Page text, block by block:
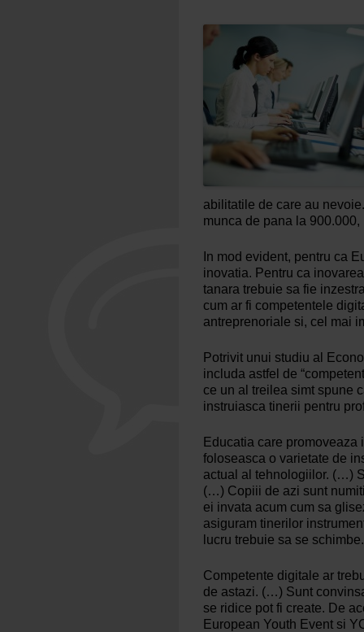
abilitatile de care au
munca de pana la
In mod evident, pentru ca
inovatia. Pentru ca
tanara trebuie sa fie
cum ar fi competentele
antreprenoriale si, cel mai
Potrivit unui studiu al
includa astfel de
ce un al treilea simt spune
instruiasca tinerii pentru
Educatia care
foloseasca o varietate de
actual al tehnologiilor. (…)
(…) Copiii de azi sunt
ei invata acum cum sa
asiguram tinerilor
lucru trebuie sa se schimbe.
Competente digitale ar
de astazi. (…) Sunt
se ridice pot fi create. De
European Youth Event si